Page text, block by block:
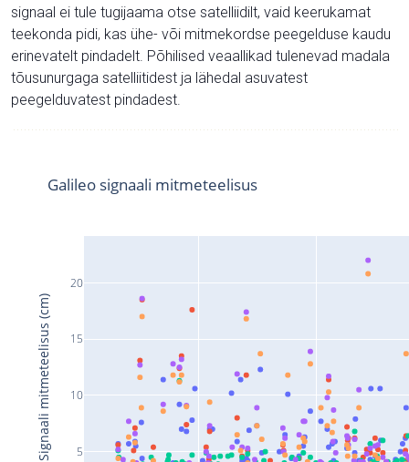
signaal ei tule tugijaama otse satelliidilt, vaid keerukamat
teekonda pidi, kas ühe- või mitmekordse peegelduse kaudu
erinevatelt pindadelt. Põhilised veaallikad tulenevad madala
tõusunurgaga satelliitidest ja lähedal asuvatest
peegelduvatest pindadest.
5
10
15
20
Galileo signaali mitmeteelisus
Signaali mitmeteelisus (cm)